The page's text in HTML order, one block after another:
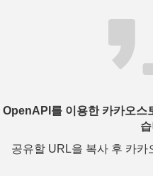
OpenAPI를 이용한 카카오스
공유할 URL을 복사 후 카